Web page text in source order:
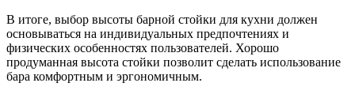
В итоге, выбор высоты барной стойки для кухни должен
основываться на индивидуальных предпочтениях и
физических особенностях пользователей. Хорошо
продуманная высота стойки позволит сделать использование
бара комфортным и эргономичным.